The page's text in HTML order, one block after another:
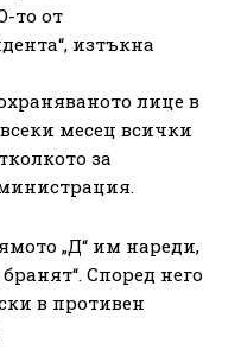
то от
изтъкна
лице в
месец всички
за
„Д“ им нареди,
Според него
в противен